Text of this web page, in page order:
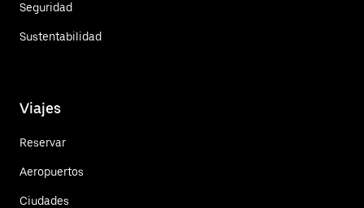
Seguridad
Sustentabilidad
Viajes
Reservar
Aeropuertos
Ciudades